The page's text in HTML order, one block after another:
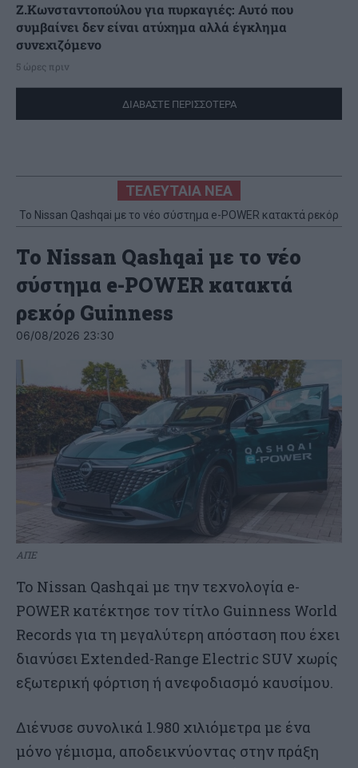
Ζ.Κωνσταντοπούλου για πυρκαγιές: Αυτό που
συμβαίνει δεν είναι ατύχημα αλλά έγκλημα
συνεχιζόμενο
5 ώρες πριν
ΔΙΑΒΑΣΤΕ ΠΕΡΙΣΣΟΤΕΡΑ